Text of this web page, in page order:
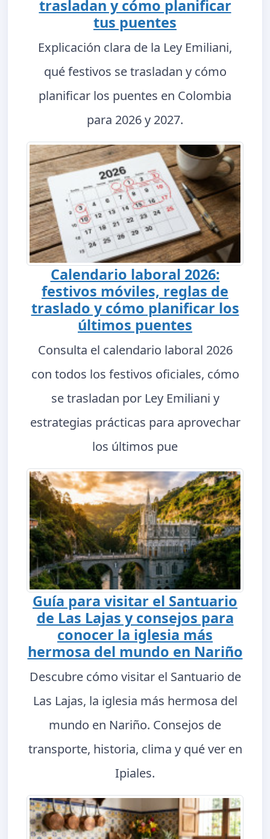
trasladan y cómo planificar
tus puentes
Explicación clara de la Ley Emiliani,
qué festivos se trasladan y cómo
planificar los puentes en Colombia
para 2026 y 2027.
Calendario laboral 2026:
festivos móviles, reglas de
traslado y cómo planificar los
últimos puentes
Consulta el calendario laboral 2026
con todos los festivos oficiales, cómo
se trasladan por Ley Emiliani y
estrategias prácticas para aprovechar
los últimos pue
Guía para visitar el Santuario
de Las Lajas y consejos para
conocer la iglesia más
hermosa del mundo en Nariño
Descubre cómo visitar el Santuario de
Las Lajas, la iglesia más hermosa del
mundo en Nariño. Consejos de
transporte, historia, clima y qué ver en
Ipiales.